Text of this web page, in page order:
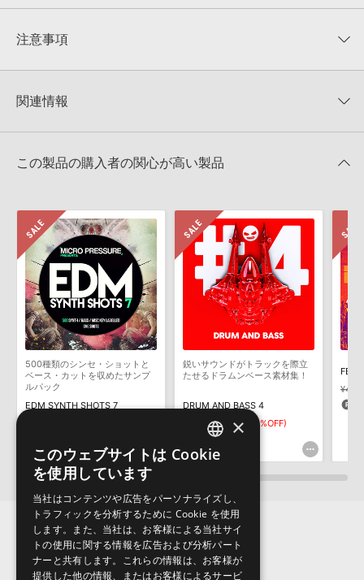
★★★★★
★5
★4
★1
注意事項
KONTAKTフォーマットは、
でお使いいただけます。無償版のKONTAKT PLAYERではお使いい
4GBを超えるデータに関するご注意：FAT32でフォーマットされた
きます際には、NTFSやHFS＋でフォーマットされたHDDをご用意
いただく必要がございます。
製品の購入手続き完了後、受注確認メールとシリアルナンバーをお
知らせするメールの2通が送信されます。メールに記載されており
ます説明に沿って、製品のダウンロード／導入を行って下さい。
サンプルパック製品には、原則として日本語版操作マニュアルをご
用意しておりません。ご購入後のご不明点や詳細に関するお問い合
わせなどはテクニカルサポート
までご連絡ください。
デモソングは、製品収録サウンドを使ってできることを紹介するた
めのデモンストレーション用の楽曲です。原則として、デモソング
そのものをお使いいただくことはできません。また、デモソングを
構成する全てのサウンドが、サンプルパックに含まれていることを
ダウンロード製品という性質上、一切の返品・返金はお受け付け致
しかねます。
関連情報
マーセール！
この製品の購入者の関心が高い製品
500種類のシンセ・ショットと
ベース・カットを収めたサンプ
ルパック
EDM SYNTH SHOTS 7
鋭いサウンドがトラックを際立
たせるドラムンベース素材集！
DRUM AND BASS 4
¥6,369 ¥4,458(30%OFF)
133pt
ENGLISH
×
このウェブサイトは Cookie
を使用しています
当社はコンテンツや広告をパーソナライズし、
トラフィックを分析するために Cookie を使用
します。また、当社は、お客様による当社サイ
トの使用に関する情報を広告および分析パート
ナーと共有します。これらの情報は、お客様が
提供した他の情報、またはお客様によるサービ